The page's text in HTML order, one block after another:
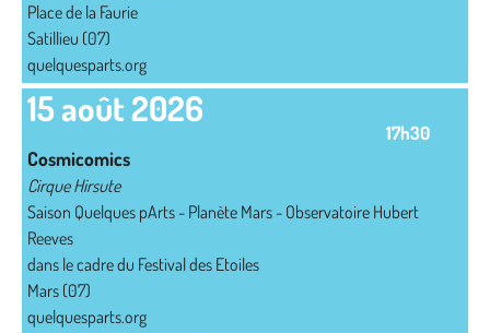
Place de la Faurie
Satillieu (07)
quelquesparts.org
15 août 2026
17h30
Cosmicomics
Cirque Hirsute
Saison Quelques pArts - Planète Mars - Observatoire Hubert
Reeves
dans le cadre du Festival des Etoiles
Mars (07)
quelquesparts.org